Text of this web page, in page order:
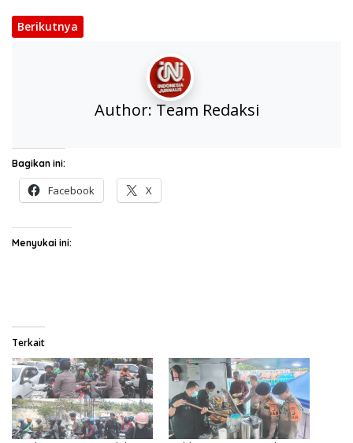
Berikutnya
Author: Team Redaksi
Bagikan ini:
Facebook X
Menyukai ini:
Terkait